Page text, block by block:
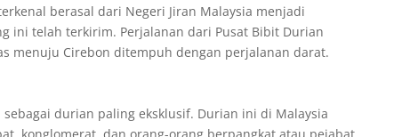
berasal dari Negeri Jiran Malaysia menjadi
ini telah terkirim. Perjalanan dari Pusat Bibit Durian
menuju Cirebon ditempuh dengan perjalanan darat.
durian paling eksklusif. Durian ini di Malaysia